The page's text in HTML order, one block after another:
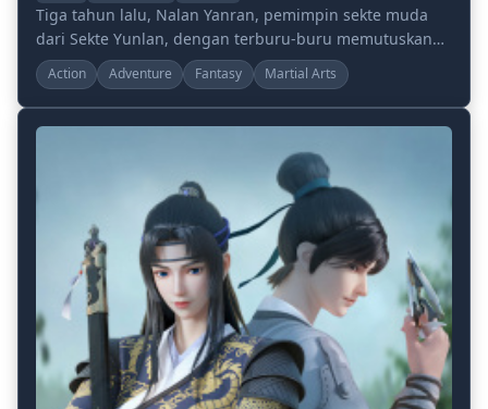
Tiga tahun lalu, Nalan Yanran, pemimpin sekte muda
dari Sekte Yunlan, dengan terburu-buru memutuskan
pertunangannya. Merasa sangat terhina, Xiao Yan m...
Action Adventure Fantasy Martial Arts